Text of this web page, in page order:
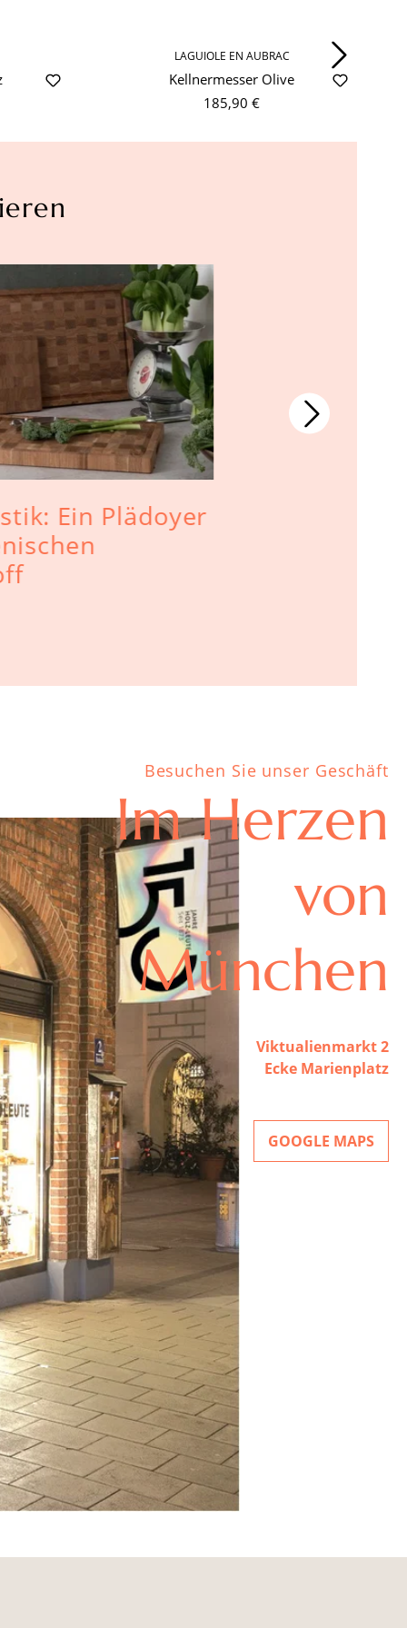
LAGUIOLE EN AUBRAC
Kellnermesser Olive
185,90 €
Ein Plädoyer
Besuchen Sie unser Geschäft
Im Herzen
von
München
Viktualienmarkt 2
Ecke Marienplatz
GOOGLE MAPS